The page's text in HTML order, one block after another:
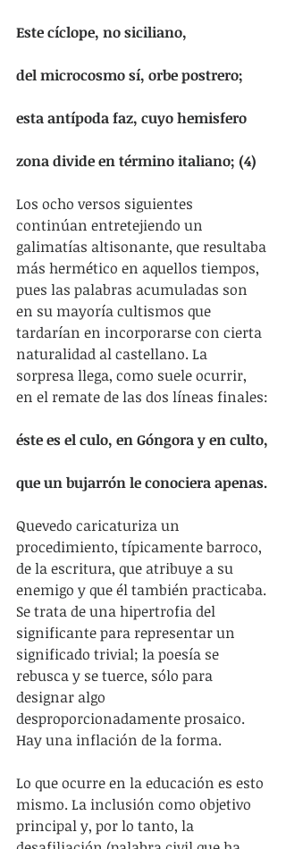
Este cíclope, no siciliano,
del microcosmo sí, orbe postrero;
esta antípoda faz, cuyo hemisfero
zona divide en término italiano; (4)
Los ocho versos siguientes
continúan entretejiendo un
galimatías altisonante, que resultaba
más hermético en aquellos tiempos,
pues las palabras acumuladas son
en su mayoría cultismos que
tardarían en incorporarse con cierta
naturalidad al castellano. La
sorpresa llega, como suele ocurrir,
en el remate de las dos líneas finales:
éste es el culo, en Góngora y en culto,
que un bujarrón le conociera apenas.
Quevedo caricaturiza un
procedimiento, típicamente barroco,
de la escritura, que atribuye a su
enemigo y que él también practicaba.
Se trata de una hipertrofia del
significante para representar un
significado trivial; la poesía se
rebusca y se tuerce, sólo para
designar algo
desproporcionadamente prosaico.
Hay una inflación de la forma.
Lo que ocurre en la educación es esto
mismo. La inclusión como objetivo
principal y, por lo tanto, la